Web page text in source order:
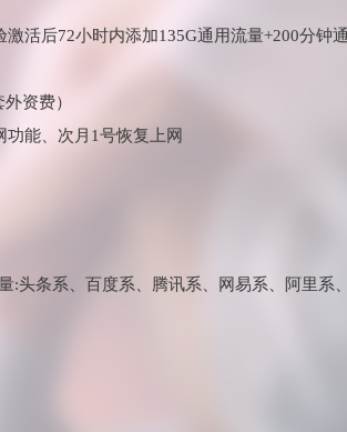
活后72小时内添加135G通用流量+200分钟
资费）
能、次月1号恢复上网
:头条系、百度系、腾讯系、网易系、阿里系